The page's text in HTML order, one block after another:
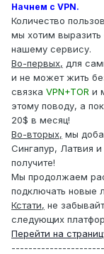
Начнем с VPN.
Количество
мы хотим выразить
нашему сервису.
Во-первых, для
и не может жить
связка VPN+TOR и
этому поводу, а
20$ в месяц!
Во-вторых, мы
Сингапур, Латвия и
получите!
Мы продолжаем
подключать новые
Кстати, не
следующих
Перейти на